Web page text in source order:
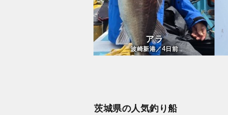
アラ
波崎新港／4日前
茨城県の人気釣り船